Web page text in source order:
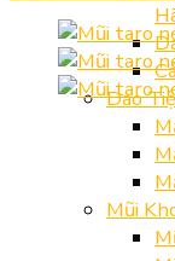
Dao
Mũi